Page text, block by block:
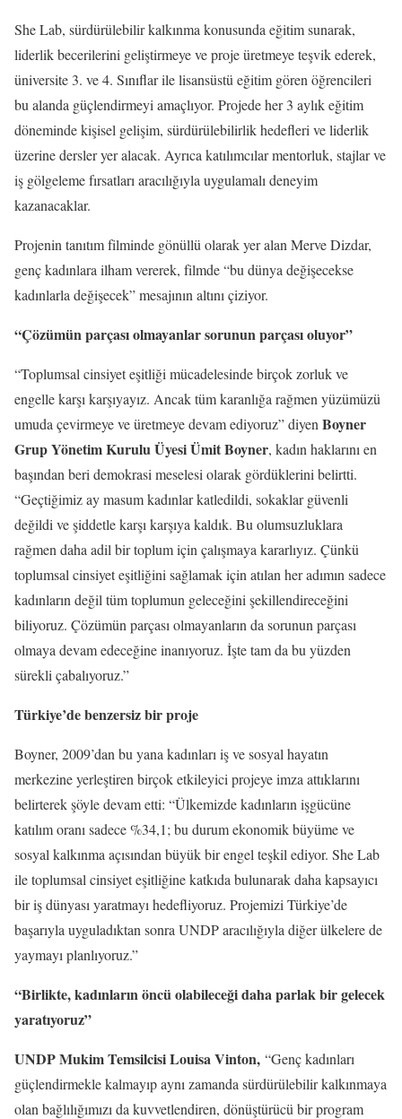
She Lab, sürdürülebilir kalkınma konusunda eğitim sunarak,
liderlik becerilerini geliştirmeye ve proje üretmeye teşvik ederek,
üniversite 3. ve 4. Sınıflar ile lisansüstü eğitim gören öğrencileri
bu alanda güçlendirmeyi amaçlıyor. Projede her 3 aylık eğitim
döneminde kişisel gelişim, sürdürülebilirlik hedefleri ve liderlik
üzerine dersler yer alacak. Ayrıca katılımcılar mentorluk, stajlar ve
iş gölgeleme fırsatları aracılığıyla uygulamalı deneyim
kazanacaklar.
Projenin tanıtım filminde gönüllü olarak yer alan Merve Dizdar,
genç kadınlara ilham vererek, filmde “bu dünya değişecekse
kadınlarla değişecek” mesajının altını çiziyor.
“Çözümün parçası olmayanlar sorunun parçası oluyor”
“Toplumsal cinsiyet eşitliği mücadelesinde birçok zorluk ve
engelle karşı karşıyayız. Ancak tüm karanlığa rağmen yüzümüzü
umuda çevirmeye ve üretmeye devam ediyoruz” diyen Boyner
Grup Yönetim Kurulu Üyesi Ümit Boyner, kadın haklarını en
başından beri demokrasi meselesi olarak gördüklerini belirtti.
“Geçtiğimiz ay masum kadınlar katledildi, sokaklar güvenli
değildi ve şiddetle karşı karşıya kaldık. Bu olumsuzluklara
rağmen daha adil bir toplum için çalışmaya kararlıyız. Çünkü
toplumsal cinsiyet eşitliğini sağlamak için atılan her adımın sadece
kadınların değil tüm toplumun geleceğini şekillendireceğini
biliyoruz. Çözümün parçası olmayanların da sorunun parçası
olmaya devam edeceğine inanıyoruz. İşte tam da bu yüzden
sürekli çabalıyoruz.”
Türkiye’de benzersiz bir proje
Boyner, 2009’dan bu yana kadınları iş ve sosyal hayatın
merkezine yerleştiren birçok etkileyici projeye imza attıklarını
belirterek şöyle devam etti: “Ülkemizde kadınların işgücüne
katılım oranı sadece %34,1; bu durum ekonomik büyüme ve
sosyal kalkınma açısından büyük bir engel teşkil ediyor. She Lab
ile toplumsal cinsiyet eşitliğine katkıda bulunarak daha kapsayıcı
bir iş dünyası yaratmayı hedefliyoruz. Projemizi Türkiye’de
başarıyla uyguladıktan sonra UNDP aracılığıyla diğer ülkelere de
yaymayı planlıyoruz.”
“Birlikte, kadınların öncü olabileceği daha parlak bir gelecek
yaratıyoruz”
UNDP Mukim Temsilcisi Louisa Vinton, “Genç kadınları
güçlendirmekle kalmayıp aynı zamanda sürdürülebilir kalkınmaya
olan bağlılığımızı da kuvvetlendiren, dönüştürücü bir program